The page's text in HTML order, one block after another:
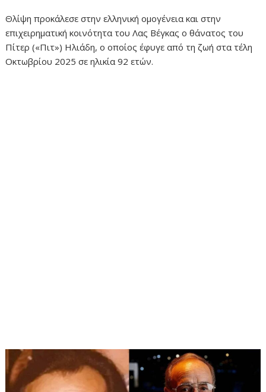
Θλίψη προκάλεσε στην ελληνική ομογένεια και στην
επιχειρηματική κοινότητα του Λας Βέγκας ο θάνατος του
Πίτερ («Πιτ») Ηλιάδη, ο οποίος έφυγε από τη ζωή στα τέλη
Οκτωβρίου 2025 σε ηλικία 92 ετών.